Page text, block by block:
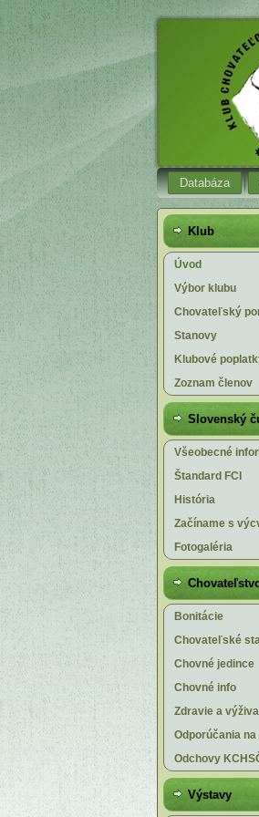
Databáza
Klub
Úvod
Výbor klubu
Chovateľský
Stanovy
Klubové
Zoznam členov
Slovenský
Všeobecné
Štandard FCI
História
Začíname s
Fotogaléria
Bonitácie
Chovateľské
Chovné jedince
Chovné info
Zdravie a výživa
Odporúčania
Odchovy
Výstavy